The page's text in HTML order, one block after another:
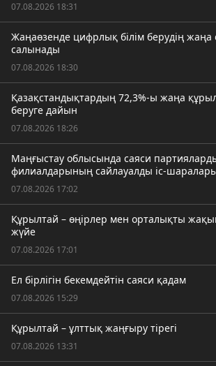
07.08.2026 18:31
Жаңаөзенде цифрлық білім берудің жаңа
салынады
07.08.2026 18:30
Қазақстандықтардың 72,3%-ы жаңа
беруге дайын
07.08.2026 18:26
Маңғыстау облысында саяси
филиалдарының сайлауалды іс-
07.08.2026 17:02
Құрылтай – өңірлер мен орталықты
жүйе
07.08.2026 17:01
Ел бірлігін бекемдейтін саяси қадам
07.08.2026 15:29
Құрылтай – ұлттық жаңғыру тірегі
07.08.2026 13:31